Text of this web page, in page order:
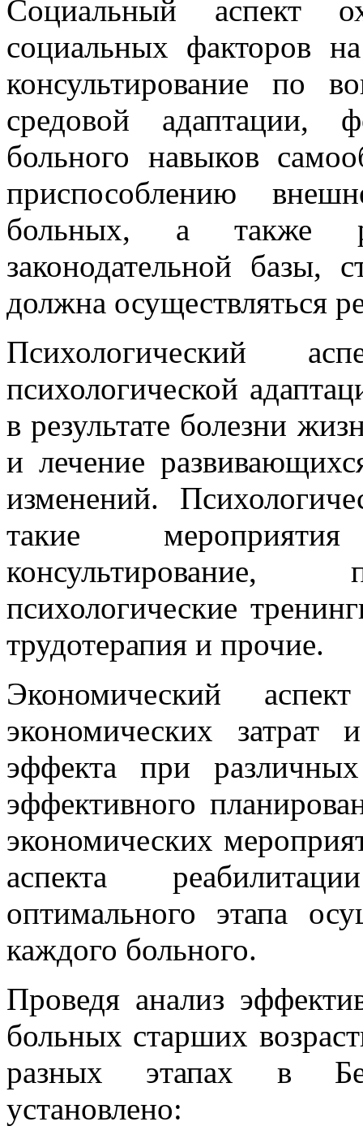
Социальный аспект
социальных факторов
консультирование по
средовой адаптации,
больного навыков
приспособлению
больных, а также
законодательной базы,
должна осуществляться
Психологический
психологической
в результате болезни
и лечение
изменений.
такие
консультирование,
психологические
трудотерапия и прочие.
Экономический
экономических затрат
эффекта при
эффективного
экономических
аспекта
оптимального этапа
каждого больного.
Проведя анализ
больных старших
разных этапах в
установлено: